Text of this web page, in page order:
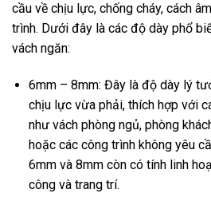
cầu về chịu lực, chống cháy, cách
trình. Dưới đây là các độ dày phổ
vách ngăn:
6mm – 8mm: Đây là độ dày lý
chịu lực vừa phải, thích hợp với
như vách phòng ngủ, phòng
hoặc các công trình không yêu
6mm và 8mm còn có tính linh
công và trang trí.